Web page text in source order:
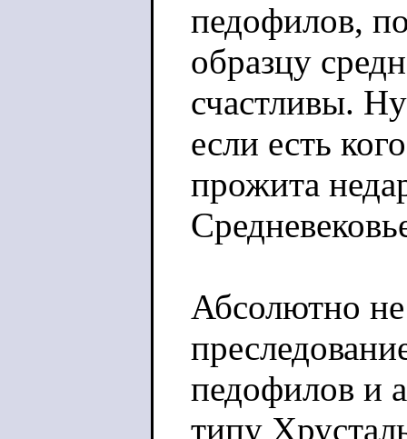
педофилов,
образцу
счастливы.
если есть
прожита
Абсолютно
педофилов и
типу